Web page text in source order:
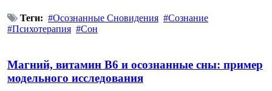
Теги: Осознанные Сновидения
Сознание
Психотерапия
Сон
Магний, витамин B6 и осознанные сны: пример
модельного исследования